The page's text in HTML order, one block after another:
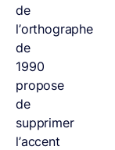
de
l’orthographe
de
1990
propose
de
supprimer
l’accent